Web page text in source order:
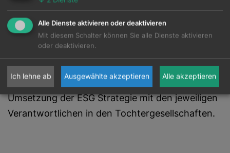
Zuständig für CSR im
Unternehmen?
Das ESG Team steuert und koordiniert die
Umsetzung der ESG Strategie mit den jeweiligen
Verantwortlichen in den Tochtergesellschaften.
Alle Dienste aktivieren oder deaktivieren
Mit diesem Schalter können Sie alle Dienste aktivieren
oder deaktivieren.
Ich lehne ab Ausgewählte akzeptieren Alle akzeptieren